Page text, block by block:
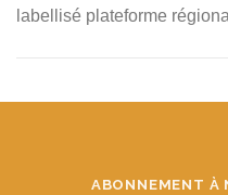
labellisé plateforme
ABONNEMENT À